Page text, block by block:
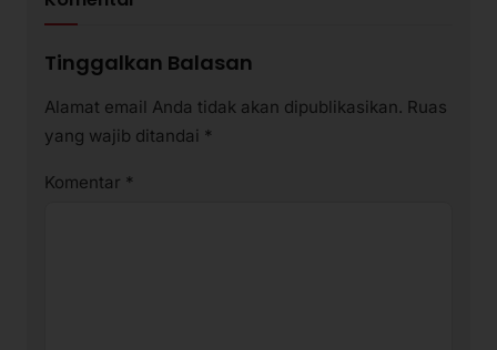
Tinggalkan Balasan
Alamat email Anda tidak akan dipublikasikan. Ruas
yang wajib ditandai *
Komentar *